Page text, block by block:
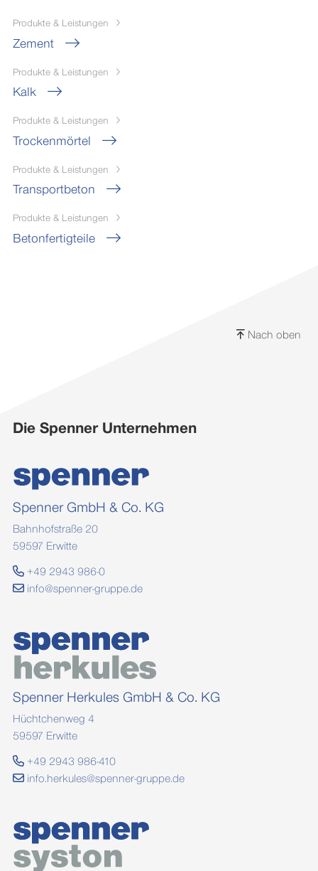
Produkte & Leistungen
Zement
Produkte & Leistungen
Kalk
Produkte & Leistungen
Trockenmörtel
Produkte & Leistungen
Transportbeton
Produkte & Leistungen
Betonfertigteile
Nach oben
Die Spenner Unternehmen
Spenner GmbH & Co. KG
Bahnhofstraße 20
59597 Erwitte
+49 2943 986-0
info@spenner-gruppe.de
Spenner Herkules GmbH & Co. KG
Hüchtchenweg 4
59597 Erwitte
+49 2943 986-410
info.herkules@spenner-gruppe.de